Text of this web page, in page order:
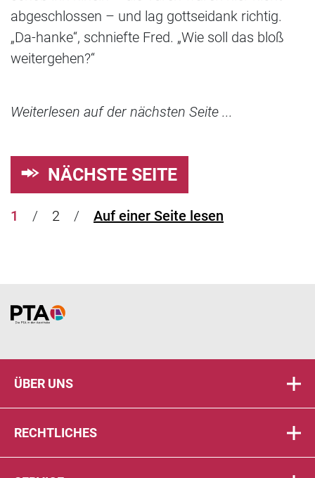
abgeschlossen – und lag gottseidank richtig.
„Da-hanke“, schniefte Fred. „Wie soll das bloß
weitergehen?“
Weiterlesen auf der nächsten Seite ...
NÄCHSTE SEITE
1 2 Auf einer Seite lesen
Home
ÜBER UNS
RECHTLICHES